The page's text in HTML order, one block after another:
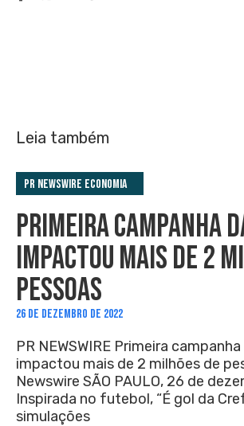
Leia também
PR Newswire Economia
PRIMEIRA CAMPANHA
IMPACTOU MAIS DE 2
PESSOAS
26 DE DEZEMBRO DE 2022
PR NEWSWIRE Primeira
impactou mais de 2 milhões de
Newswire SÃO PAULO, 26 de
Inspirada no futebol, “É gol da
simulações